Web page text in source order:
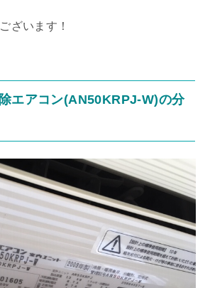
ざいます！
エアコン(AN50KRPJ-W)の分